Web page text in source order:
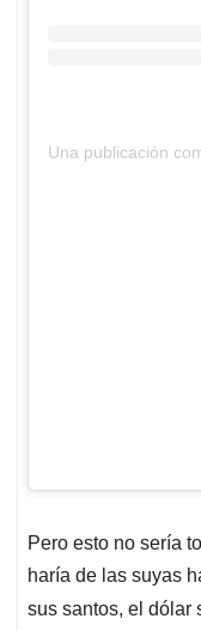
Una publicación
Pero esto no sería
haría de las suyas
sus santos, el dólar